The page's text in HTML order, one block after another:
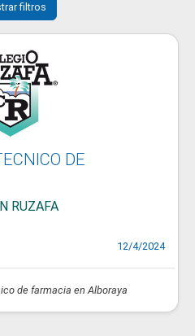
filtros
DE
RUZAFA
12/4/2024
de farmacia en Alboraya